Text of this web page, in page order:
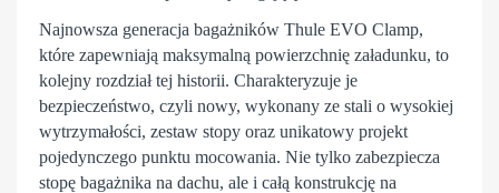
Najnowsza generacja bagażników Thule EVO Clamp,
które zapewniają maksymalną powierzchnię załadunku, to
kolejny rozdział tej historii. Charakteryzuje je
bezpieczeństwo, czyli nowy, wykonany ze stali o wysokiej
wytrzymałości, zestaw stopy oraz unikatowy projekt
pojedynczego punktu mocowania. Nie tylko zabezpiecza
stopę bagażnika na dachu, ale i całą konstrukcję na